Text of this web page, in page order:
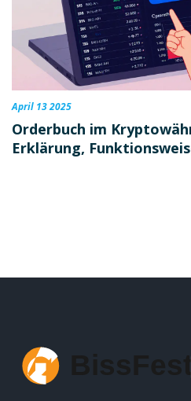
April 13 2025
Orderbuch im
Erklärung,